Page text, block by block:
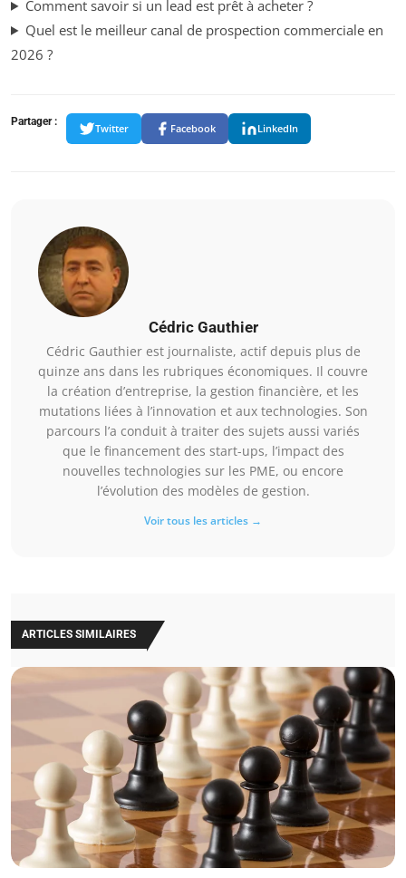
Comment savoir si un lead est prêt à acheter ?
Quel est le meilleur canal de prospection commerciale en
2026 ?
Partager :
Twitter Facebook LinkedIn
Cédric Gauthier
Cédric Gauthier est journaliste, actif depuis plus de
quinze ans dans les rubriques économiques. Il couvre
la création d’entreprise, la gestion financière, et les
mutations liées à l’innovation et aux technologies. Son
parcours l’a conduit à traiter des sujets aussi variés
que le financement des start-ups, l’impact des
nouvelles technologies sur les PME, ou encore
l’évolution des modèles de gestion.
Voir tous les articles →
ARTICLES SIMILAIRES